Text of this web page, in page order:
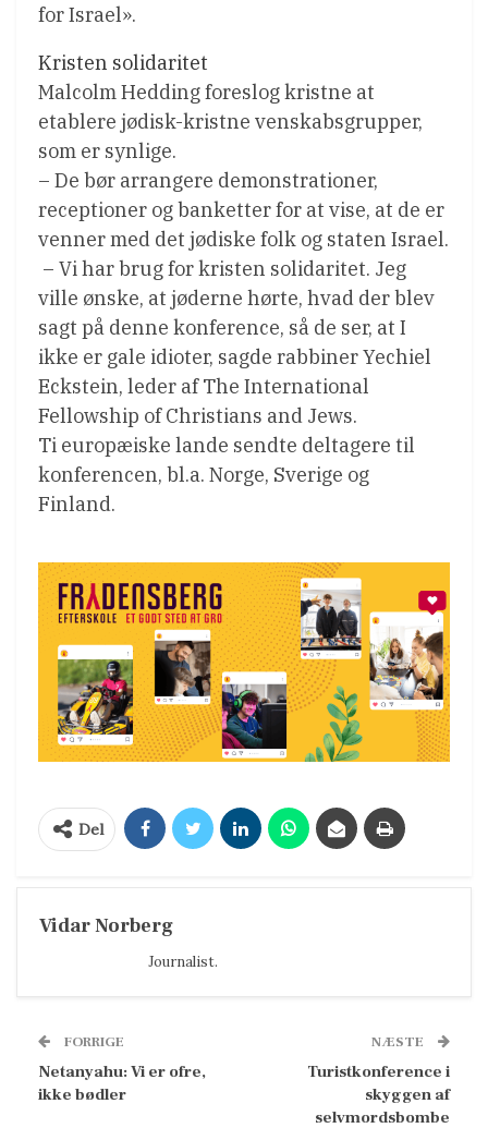
for Israel».
Kristen solidaritet
Malcolm Hedding foreslog kristne at
etablere jødisk-kristne venskabsgrupper,
som er synlige.
– De bør arrangere demonstrationer,
receptioner og banketter for at vise, at de er
venner med det jødiske folk og staten Israel.
– Vi har brug for kristen solidaritet. Jeg
ville ønske, at jøderne hørte, hvad der blev
sagt på denne konference, så de ser, at I
ikke er gale idioter, sagde rabbiner Yechiel
Eckstein, leder af The International
Fellowship of Christians and Jews.
Ti europæiske lande sendte deltagere til
konferencen, bl.a. Norge, Sverige og
Finland.
Del
Vidar Norberg
Journalist.
FORRIGE
Netanyahu: Vi er ofre,
ikke bødler
NÆSTE
Turistkonference i
skyggen af
selvmordsbombe